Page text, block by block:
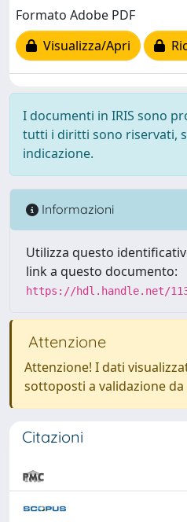
Formato Adobe PDF
Visualizza/Apri
I documenti in IRIS sono
tutti i diritti sono riservati,
indicazione.
Informazioni
Utilizza questo
link a questo documento:
https://hdl.handle.net/
Attenzione
Attenzione! I dati
sottoposti a validazione
Citazioni